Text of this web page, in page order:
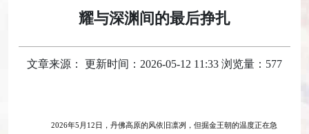
耀与深渊间的最后挣扎
文章来源： 更新时间：2026-05-12 11:33 浏览量：577
2026年5月12日，丹佛高原的风依旧凛冽，但掘金王朝的温度正在急